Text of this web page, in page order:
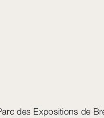
des Expositions de